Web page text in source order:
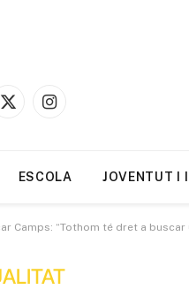
X
Instagram
ESCOLA JOVENTUT I
Camps: “Tothom té dret a